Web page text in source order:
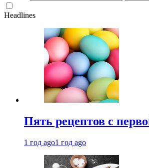
Headlines
Пять рецептов с
1 год ago1 год ago